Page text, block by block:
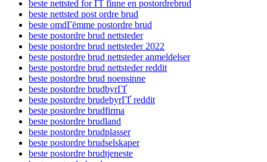
beste nettsted for ГҐ finne en postordrebrud
beste nettsted post ordre brud
beste omdГёmme postordre brud
beste postordre brud nettsteder
beste postordre brud nettsteder 2022
beste postordre brud nettsteder anmeldelser
beste postordre brud nettsteder reddit
beste postordre brud noensinne
beste postordre brudbyrГҐ
beste postordre brudebyrГҐ reddit
beste postordre brudfirma
beste postordre brudland
beste postordre brudplasser
beste postordre brudselskaper
beste postordre brudtjeneste